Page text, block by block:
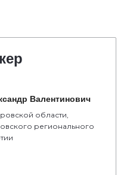
Валентинович
области,
регионального